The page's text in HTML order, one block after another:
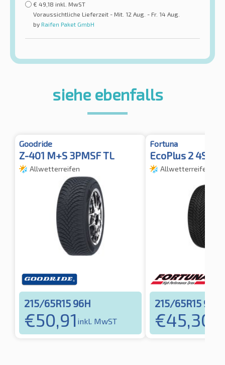
€ 49,18 inkl. MwST
Voraussichtliche Lieferzeit - Mit. 12 Aug. - Fr. 14 Aug.
by Raifen Paket GmbH
siehe ebenfalls
Goodride
Z-401 M+S 3PMSF TL
Allwetterreifen
215/65R15 96H
€50,91 inkl. MwST
Fortuna
EcoPlus 2 4S
Allwetterreifen
215/65R15 96H
€45,30